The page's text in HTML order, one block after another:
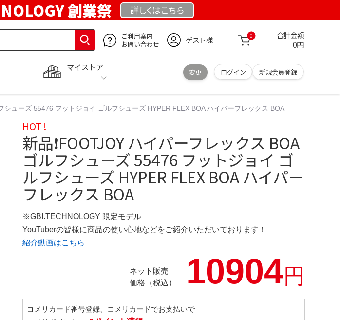
創業祭 詳しくはこちら
ご利用案内
お問い合わせ
ゲスト様 0 合計金額
0円
マイストア
変更 ログイン 新規会員登録
シューズ 55476 フットジョイ ゴルフシューズ HYPER FLEX BOA ハイパーフレックス BOA
HOT !
新品❗️FOOTJOY ハイパーフレックス BOA
ゴルフシューズ 55476 フットジョイ ゴ
ルフシューズ HYPER FLEX BOA ハイパー
フレックス BOA
※GBI.TECHNOLOGY 限定モデル
YouTuberの皆様に商品の使い心地などをご紹介いただいております！
紹介動画はこちら
ネット販売
価格（税込）
10904円
コメリカード番号登録、コメリカードでお支払いで